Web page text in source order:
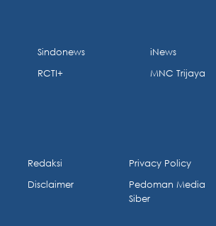
Sindonews
RCTI+
iNews
MNC Trijaya
Redaksi
Disclaimer
Privacy Policy
Pedoman Media
Siber